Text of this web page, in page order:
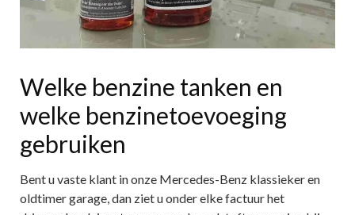
Welke benzine tanken en
welke benzinetoevoeging
gebruiken
Bent u vaste klant in onze Mercedes-Benz klassieker en
oldtimer garage, dan ziet u onder elke factuur het